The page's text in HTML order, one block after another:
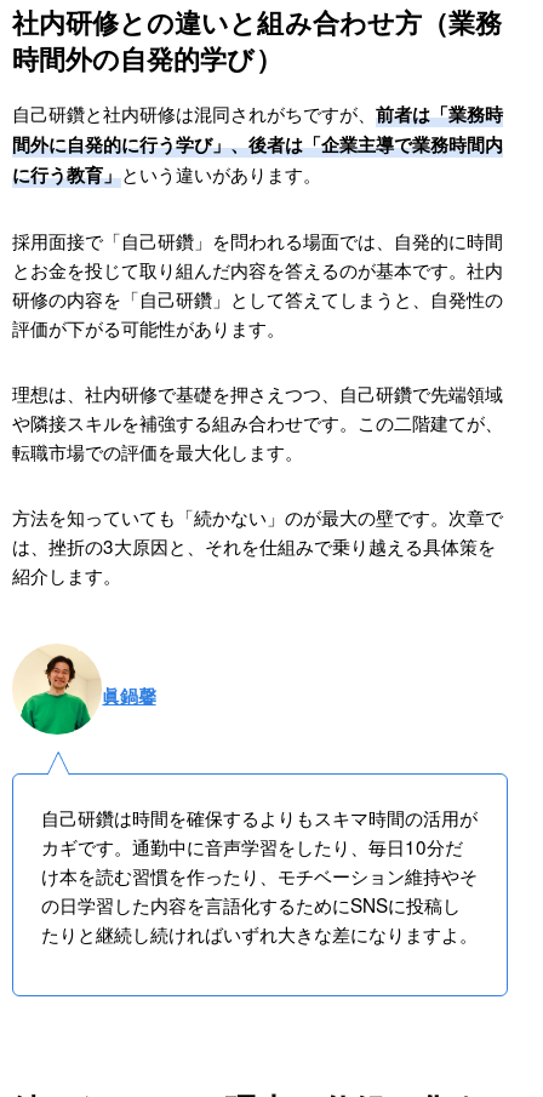
社内研修との違いと組み合わせ方（業務
時間外の自発的学び）
自己研鑽と社内研修は混同されがちですが、 前者は「業務時
間外に自発的に行う学び」、後者は「企業主導で業務時間内
に行う教育」という違いがあります。
採用面接で「自己研鑽」を問われる場面では、自発的に時間
とお金を投じて取り組んだ内容を答えるのが基本です。社内
研修の内容を「自己研鑽」として答えてしまうと、自発性の
評価が下がる可能性があります。
理想は、社内研修で基礎を押さえつつ、自己研鑽で先端領域
や隣接スキルを補強する組み合わせです。この二階建てが、
転職市場での評価を最大化します。
方法を知っていても「続かない」のが最大の壁です。次章で
は、挫折の3大原因と、それを仕組みで乗り越える具体策を
紹介します。
眞鍋馨
自己研鑽は時間を確保するよりもスキマ時間の活用が
カギです。通勤中に音声学習をしたり、毎日10分だ
け本を読む習慣を作ったり、モチベーション維持やそ
の日学習した内容を言語化するためにSNSに投稿し
たりと継続し続ければいずれ大きな差になりますよ。